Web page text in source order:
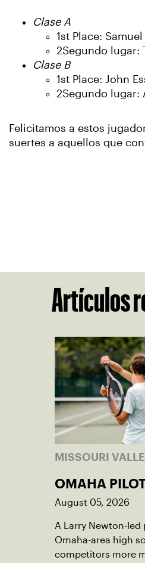
Clase A
1st Place:
2Segundo lugar:
Clase B
1st Place: John
2Segundo lugar:
Felicitamos a estos
suertes a aquellos que
Artículos
MISSOURI
OMAHA
August 05, 2026
A Larry Newton-
Omaha-area high
competitors more